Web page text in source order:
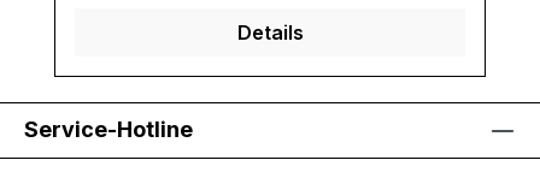
Details
Service-Hotline